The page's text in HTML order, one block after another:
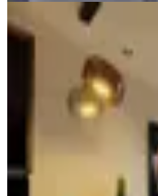
SIFIR BİNA